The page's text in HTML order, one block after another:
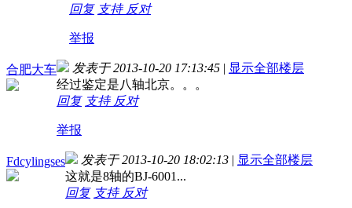
回复 支持 反对
举报
合肥大车 发表于 2013-10-20 17:13:45 | 显示全部楼层
经过鉴定是八轴北京。。。
回复 支持 反对
举报
Fdcylingses 发表于 2013-10-20 18:02:13 | 显示全部楼层
这就是8轴的BJ-6001...
回复 支持 反对